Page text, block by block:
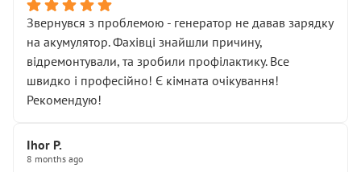
послуга. Тим більше, я був поруч і жодної реальної
діагностики ходової не проводилось. Після
зауваження гроші за цю “послугу” повернули, що
лише підтвердило мою правоту.
Але головне — я виїжджаю з боксу, і скрип у гальмах
залишився таким самим, як і був. Тобто оплачена
Далі ситуація тільки погіршилась:
• сказали, що тепер “потрібно знімати колеса”
Звернувся з проблемою - генератор не давав зарядку
на акумулятор. Фахівці знайшли причину,
відремонтували, та зробили профілактику. Все
швидко і професійно! Є кімната очікування!
Рекомендую!
Ihor P.
8 months ago